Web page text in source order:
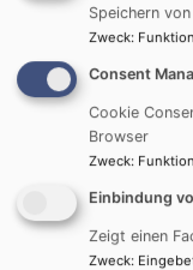
"Gesichter der
12 junge
verschiedenen
uns mit an ihren
wo sie beten. Sie
ihr ganz
alle gehören zu
Speichern
Zweck:
Consent
Cookie
Browser
Zweck:
Einbindung
Zeigt einen
Zweck: